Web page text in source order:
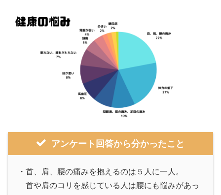
アンケート回答から分かったこと
・首、肩、腰の痛みを抱えるのは５人に一人。
首や肩のコリを感じている人は腰にも悩みがあっ